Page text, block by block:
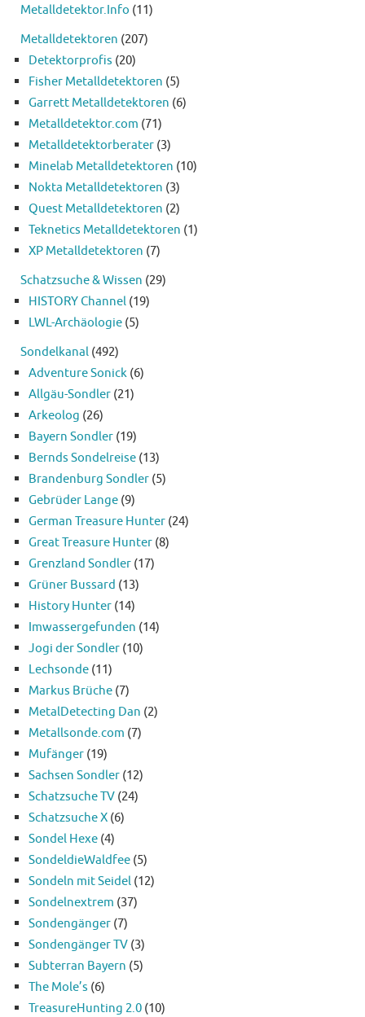
Metalldetektor.Info (11)
Metalldetektoren (207)
Detektorprofis (20)
Fisher Metalldetektoren (5)
Garrett Metalldetektoren (6)
Metalldetektor.com (71)
Metalldetektorberater (3)
Minelab Metalldetektoren (10)
Nokta Metalldetektoren (3)
Quest Metalldetektoren (2)
Teknetics Metalldetektoren (1)
XP Metalldetektoren (7)
Schatzsuche & Wissen (29)
HISTORY Channel (19)
LWL-Archäologie (5)
Sondelkanal (492)
Adventure Sonick (6)
Allgäu-Sondler (21)
Arkeolog (26)
Bayern Sondler (19)
Bernds Sondelreise (13)
Brandenburg Sondler (5)
Gebrüder Lange (9)
German Treasure Hunter (24)
Great Treasure Hunter (8)
Grenzland Sondler (17)
Grüner Bussard (13)
History Hunter (14)
Imwassergefunden (14)
Jogi der Sondler (10)
Lechsonde (11)
Markus Brüche (7)
MetalDetecting Dan (2)
Metallsonde.com (7)
Mufänger (19)
Sachsen Sondler (12)
Schatzsuche TV (24)
Schatzsuche X (6)
Sondel Hexe (4)
SondeldieWaldfee (5)
Sondeln mit Seidel (12)
Sondelnextrem (37)
Sondengänger (7)
Sondengänger TV (3)
Subterran Bayern (5)
The Mole’s (6)
TreasureHunting 2.0 (10)